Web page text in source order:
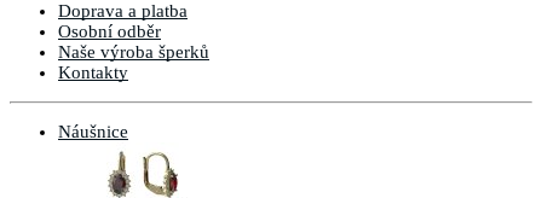
Doprava a platba
Osobní odběr
Naše výroba šperků
Kontakty
Náušnice